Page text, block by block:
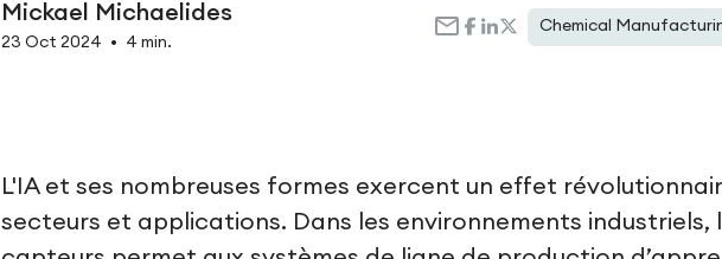
Mickael Michaelides
23 Oct 2024 • 4 min.
Chemical
L'IA et ses nombreuses formes exercent un effet
secteurs et applications. Dans les environnements industriels,